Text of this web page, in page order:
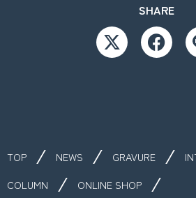
SHARE
TOP NEWS GRAVURE
COLUMN
ONLINE SHOP